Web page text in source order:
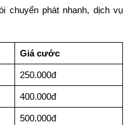
chuyển phát nhanh, dịch vụ
Giá cước
250.000đ
400.000đ
500.000đ